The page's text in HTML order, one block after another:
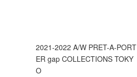
2021-2022 A/W PRET-A-PORT
ER gap COLLECTIONS TOKY
O